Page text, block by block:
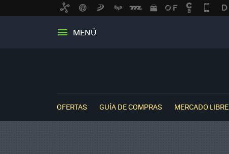
MENÚ
OFERTAS GUÍA DE COMPRAS MERCADO LIBRE